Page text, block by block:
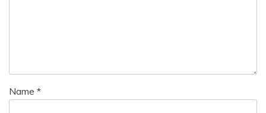
Name *